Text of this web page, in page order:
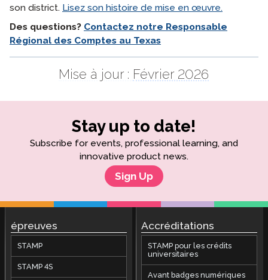
son district. Lisez son histoire de mise en œuvre.
Des questions? Contactez notre Responsable
Régional des Comptes au Texas
Mise à jour : Février 2026
Stay up to date!
Subscribe for events, professional learning, and
innovative product news.
Sign Up
épreuves
STAMP
STAMP 4S
Accréditations
STAMP pour les crédits
universitaires
Avant badges numériques